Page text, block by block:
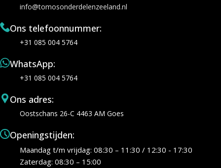
info@tomosonderdelenzeeland.nl
Ons telefoonnummer:
+31 085 004 5764
WhatsApp:
+31 085 004 5764
Ons adres:
Oostschans 26-C 4463 AM Goes
Openingstijden:
Maandag t/m vrijdag: 08:30 – 11:30 / 12:30 - 17:30
Zaterdag: 08:30 – 15:00